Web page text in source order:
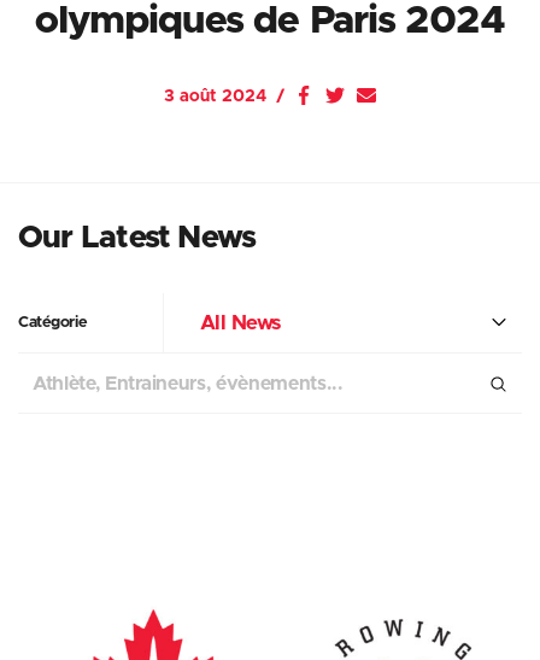
olympiques de Paris 2024
3 août 2024
Our Latest News
Catégorie All News